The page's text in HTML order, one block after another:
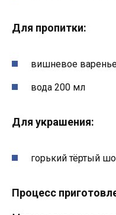
Для пропитки:
вишневое
вода 200 мл
Для украшения:
горький тёртый
Процесс